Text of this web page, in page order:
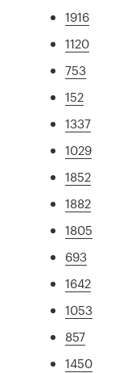
1916
1120
753
152
1337
1029
1852
1882
1805
693
1642
1053
857
1450